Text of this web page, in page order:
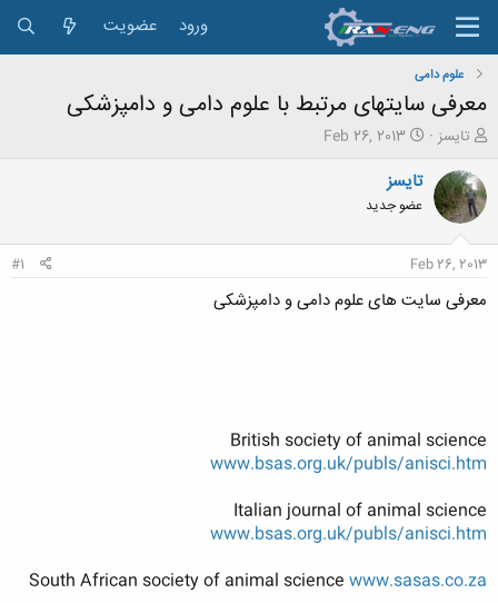
ورود عضویت
علوم دامی
معرفی سایتهای مرتبط با علوم دامی و دامپزشکی
ش
و
ع
ک
ه
م
تایسز
ت
ر
ی
خ
ع
Feb 26, 2013
تایسز
عضو جدید
Feb 26, 2013
#1
معرفی سایت های علوم دامی و دامپزشكی
British society of animal science
www.bsas.org.uk/publs/anisci.htm
Italian journal of animal science
www.bsas.org.uk/publs/anisci.htm
South African society of animal science www.sasas.co.za